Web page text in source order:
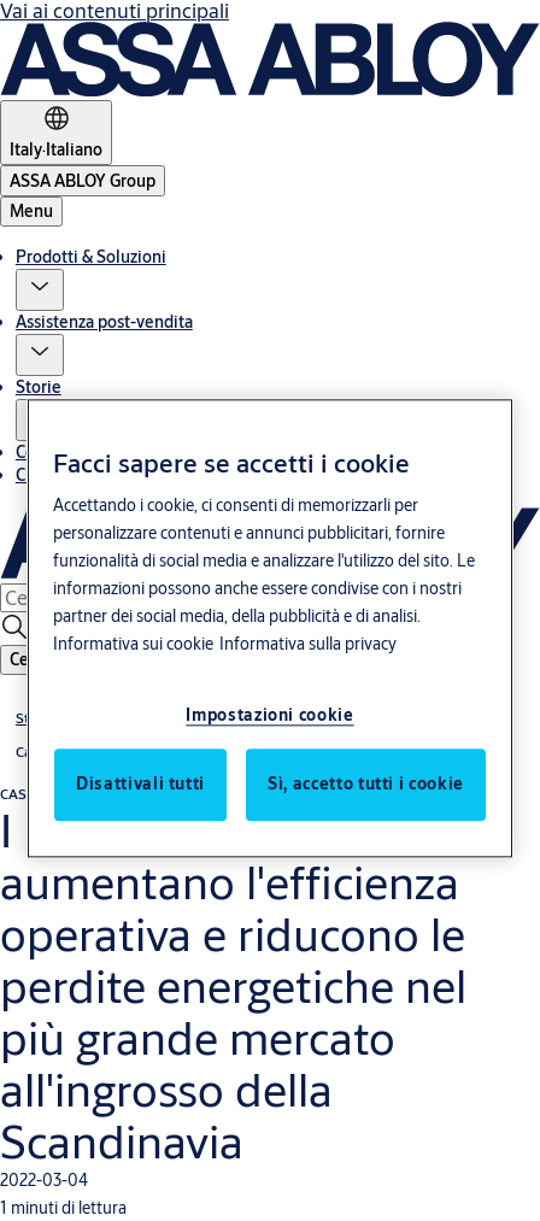
Vai ai contenuti principali
Italy·Italiano
ASSA ABLOY Group
Menu
Prodotti & Soluzioni
Assistenza post-vendita
Storie
Contatti
Chi siamo
Cerca
Storie
Case studies
CASE STUDYDistribuzione &amp; logistica
I portoni sezionali
aumentano l'efficienza
operativa e riducono le
perdite energetiche nel
più grande mercato
all'ingrosso della
Scandinavia
2022-03-04
1 minuti di lettura
Facci sapere se accetti i cookie
Accettando i cookie, ci consenti di memorizzarli per
personalizzare contenuti e annunci pubblicitari, fornire
funzionalità di social media e analizzare l'utilizzo del sito. Le
informazioni possono anche essere condivise con i nostri
partner dei social media, della pubblicità e di analisi.
Informativa sui cookie Informativa sulla privacy
Impostazioni cookie
Disattivali tutti Sì, accetto tutti i cookie